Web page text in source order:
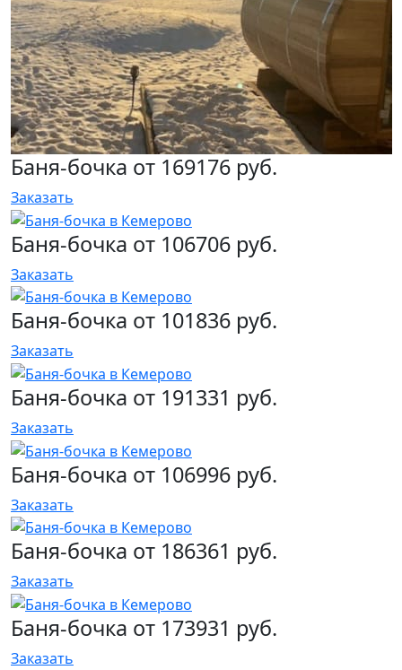
Баня-бочка от 169176 руб.
Заказать
Баня-бочка от 106706 руб.
Заказать
Баня-бочка от 101836 руб.
Заказать
Баня-бочка от 191331 руб.
Заказать
Баня-бочка от 106996 руб.
Заказать
Баня-бочка от 186361 руб.
Заказать
Баня-бочка от 173931 руб.
Заказать